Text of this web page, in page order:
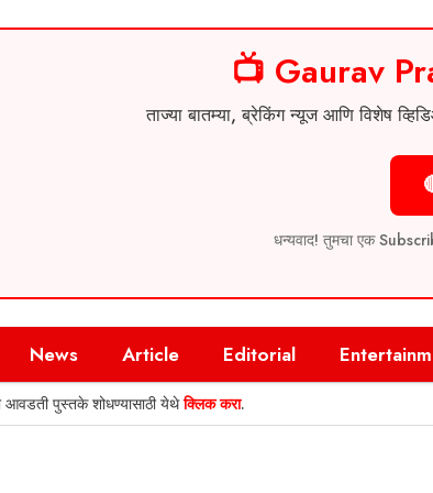
📺 Gaurav
ताज्या बातम्या, ब्रेकिंग न्यूज आणि विशेष
धन्यवाद! तुमचा एक
News Article Editorial
आवडती पुस्तके शोधण्यासाठी येथेक्लिक करा.